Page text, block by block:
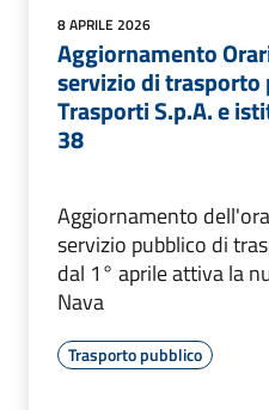
8 APRILE 2026
Aggiornamento
servizio di trasporto
Trasporti S.p.A. e
38
Aggiornamento
servizio pubblico di
dal 1° aprile attiva la
Nava
Trasporto pubblico